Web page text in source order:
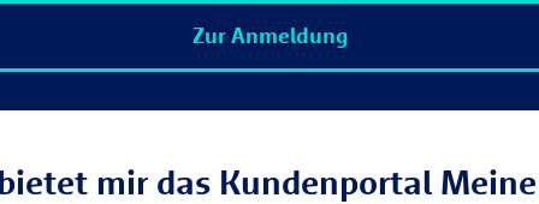
Zur Anmeldung
mir das Kundenportal Meine